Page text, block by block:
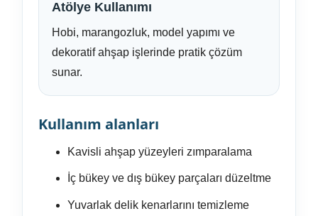
Atölye Kullanımı
Hobi, marangozluk, model yapımı ve
dekoratif ahşap işlerinde pratik çözüm
sunar.
Kullanım alanları
Kavisli ahşap yüzeyleri zımparalama
İç bükey ve dış bükey parçaları düzeltme
Yuvarlak delik kenarlarını temizleme